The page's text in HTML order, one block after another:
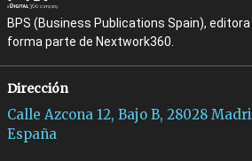
BPS (Business Publications Spain),
forma parte de Nextwork360.
Dirección
Calle Azcona 12, Bajo B, 28028
España